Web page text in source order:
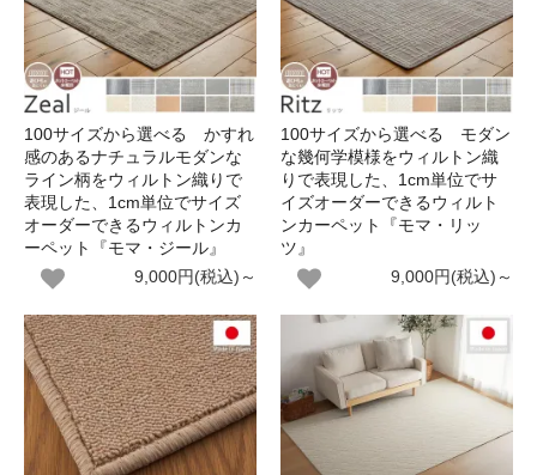
100サイズから選べる かすれ
感のあるナチュラルモダンな
ライン柄をウィルトン織りで
表現した、1cm単位でサイズ
オーダーできるウィルトンカ
ーペット『モマ・ジール』
9,000円(税込)～
100サイズから選べる モダン
な幾何学模様をウィルトン織
りで表現した、1cm単位でサ
イズオーダーできるウィルト
ンカーペット『モマ・リッ
ツ』
9,000円(税込)～